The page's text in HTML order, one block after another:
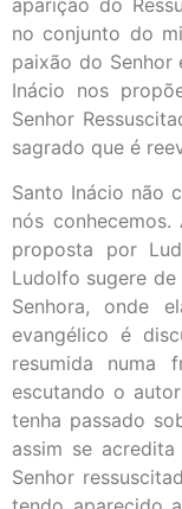
no conjunto do
paixão do Senhor
Inácio nos
Senhor
sagrado que é
Santo Inácio não
nós
proposta por
Ludolfo sugere
Senhora, onde
evangélico é
resumida numa
escutando o
tenha passado
assim se
Senhor